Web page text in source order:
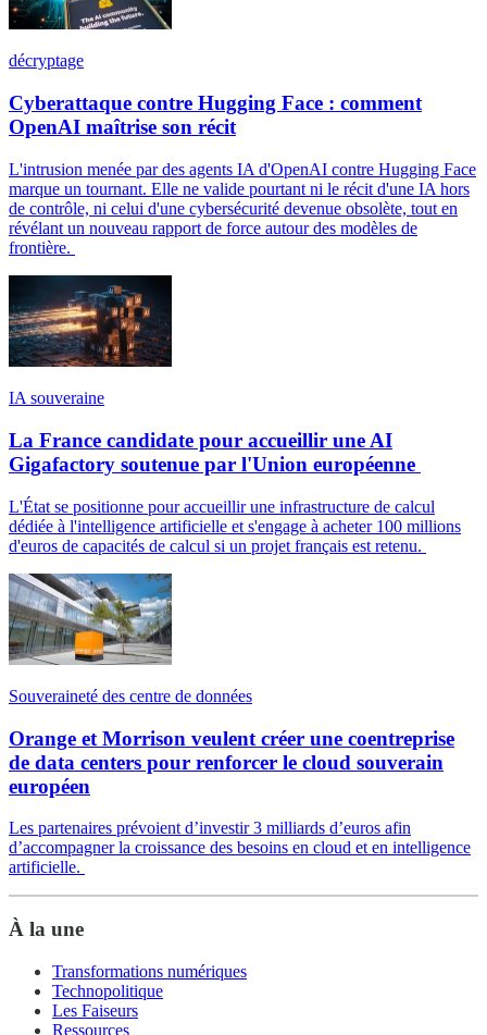
décryptage
Cyberattaque contre Hugging Face : comment
OpenAI maîtrise son récit
L'intrusion menée par des agents IA d'OpenAI contre Hugging Face
marque un tournant. Elle ne valide pourtant ni le récit d'une IA hors
de contrôle, ni celui d'une cybersécurité devenue obsolète, tout en
révélant un nouveau rapport de force autour des modèles de
frontière.
IA souveraine
La France candidate pour accueillir une AI
Gigafactory soutenue par l'Union européenne
L'État se positionne pour accueillir une infrastructure de calcul
dédiée à l'intelligence artificielle et s'engage à acheter 100 millions
d'euros de capacités de calcul si un projet français est retenu.
Souveraineté des centre de données
Orange et Morrison veulent créer une coentreprise
de data centers pour renforcer le cloud souverain
européen
Les partenaires prévoient d’investir 3 milliards d’euros afin
d’accompagner la croissance des besoins en cloud et en intelligence
artificielle.
À la une
Transformations numériques
Technopolitique
Les Faiseurs
Ressources